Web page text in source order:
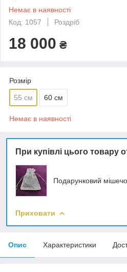
Немає в наявності
Код: 1057
Роздріб
18 000 ₴
Розмір
55 см 60 см
Немає в наявності
При купівлі цього товару
Подарунковий
Приховати
Опис Характеристики